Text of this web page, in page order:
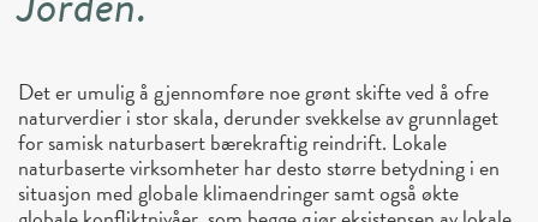
Det er umulig å gjennomføre noe grønt skifte ved å ofre
naturverdier i stor skala, derunder svekkelse av grunnlaget
for samisk naturbasert bærekraftig reindrift. Lokale
naturbaserte virksomheter har desto større betydning i en
situasjon med globale klimaendringer samt også økte